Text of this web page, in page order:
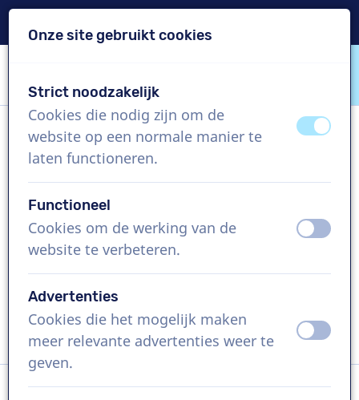
VoiceProductions
Bea
Vrouw, België
US$ 304,95
excl. BTW
Bedrijfsfilm , 1 - 250 woorden
Vraag een custom demo aan
Onze site gebruikt cookies
Strict noodzakelijk
Cookies die nodig zijn om de
website op een normale manier te
laten functioneren.
uitaan
Functioneel
Cookies om de werking van de
website te verbeteren.
uit aan
Advertenties
Cookies die het mogelijk maken
meer relevante advertenties weer te
geven.
uit aan